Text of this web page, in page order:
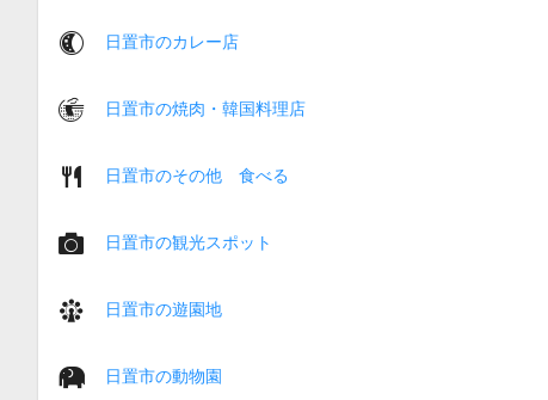
日置市のカレー店
日置市の焼肉・韓国料理店
日置市のその他 食べる
日置市の観光スポット
日置市の遊園地
日置市の動物園